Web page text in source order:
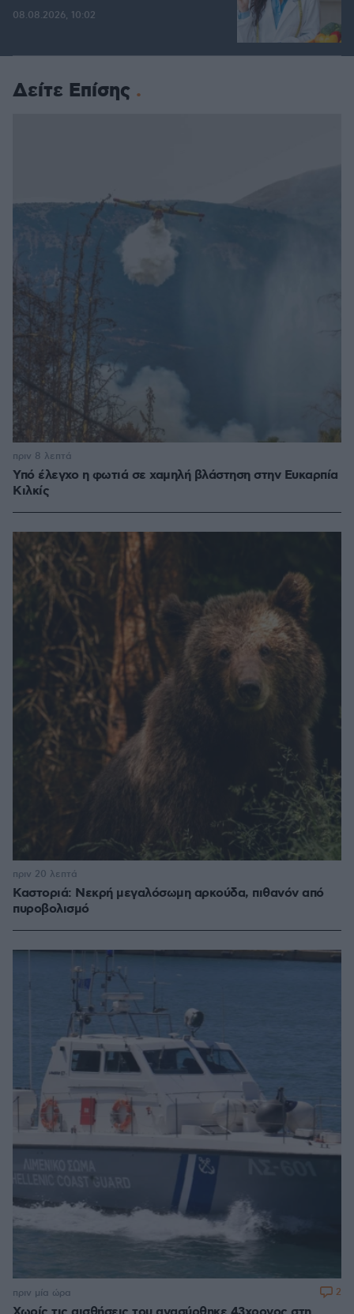
08.08.2026, 10:02
Δείτε Επίσης
Υπό έλεγχο η φωτιά σε χαμηλή βλάστηση στην Ευκαρπία
Κιλκίς
πριν 8 λεπτά
Καστοριά: Νεκρή μεγαλόσωμη αρκούδα, πιθανόν από
πυροβολισμό
πριν 20 λεπτά
πριν μία ώρα 2